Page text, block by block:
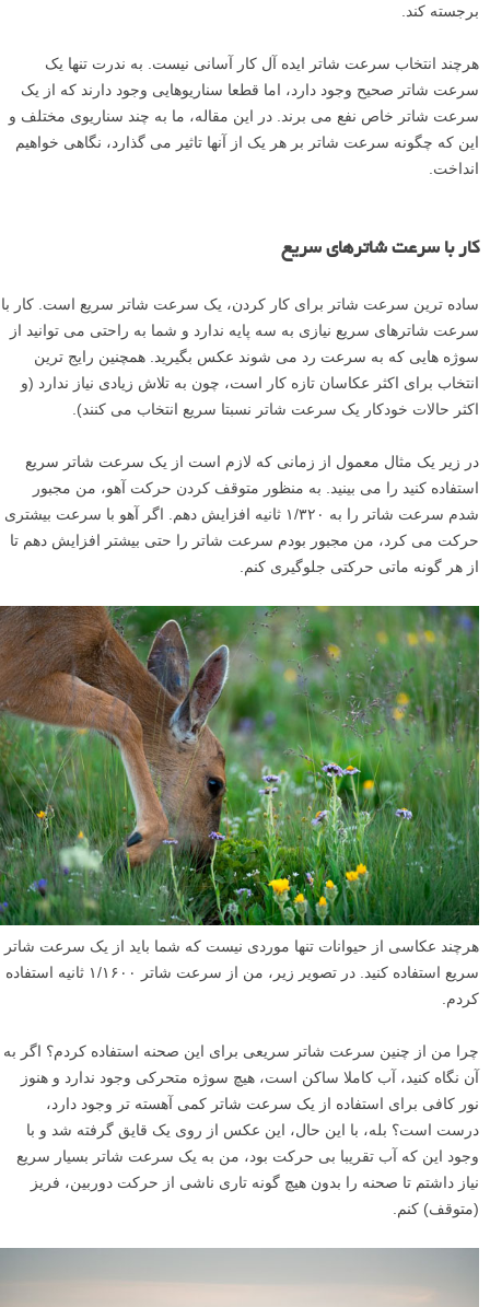
برجسته کند.
هرچند انتخاب سرعت شاتر ایده آل کار آسانی نیست. به ندرت تنها یک
سرعت شاتر صحیح وجود دارد، اما قطعا سناریوهایی وجود دارند که از یک
سرعت شاتر خاص نفع می برند. در این مقاله، ما به چند سناریوی مختلف و
این که چگونه سرعت شاتر بر هر یک از آنها تاثیر می گذارد، نگاهی خواهیم
انداخت.
کار با سرعت شاترهای سریع
ساده ترین سرعت شاتر برای کار کردن، یک سرعت شاتر سریع است. کار با
سرعت شاترهای سریع نیازی به سه پایه ندارد و شما به راحتی می توانید از
سوژه هایی که به سرعت رد می شوند عکس بگیرید. همچنین رایج ترین
انتخاب برای اکثر عکاسان تازه کار است، چون به تلاش زیادی نیاز ندارد (و
اکثر حالات خودکار یک سرعت شاتر نسبتا سریع انتخاب می کنند).
در زیر یک مثال معمول از زمانی که لازم است از یک سرعت شاتر سریع
استفاده کنید را می بینید. به منظور متوقف کردن حرکت آهو، من مجبور
شدم سرعت شاتر را به ۱/۳۲۰ ثانیه افزایش دهم. اگر آهو با سرعت بیشتری
حرکت می کرد، من مجبور بودم سرعت شاتر را حتی بیشتر افزایش دهم تا
از هر گونه ماتی حرکتی جلوگیری کنم.
هرچند عکاسی از حیوانات تنها موردی نیست که شما باید از یک سرعت شاتر
سریع استفاده کنید. در تصویر زیر، من از سرعت شاتر ۱/۱۶۰۰ ثانیه استفاده
کردم.
چرا من از چنین سرعت شاتر سریعی برای این صحنه استفاده کردم؟ اگر به
آن نگاه کنید، آب کاملا ساکن است، هیچ سوژه متحرکی وجود ندارد و هنوز
نور کافی برای استفاده از یک سرعت شاتر کمی آهسته تر وجود دارد،
درست است؟ بله، با این حال، این عکس از روی یک قایق گرفته شد و با
وجود این که آب تقریبا بی حرکت بود، من به یک سرعت شاتر بسیار سریع
نیاز داشتم تا صحنه را بدون هیچ گونه تاری ناشی از حرکت دوربین، فریز
(متوقف) کنم.